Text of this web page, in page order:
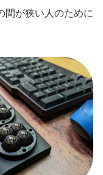
間が狭い人のために